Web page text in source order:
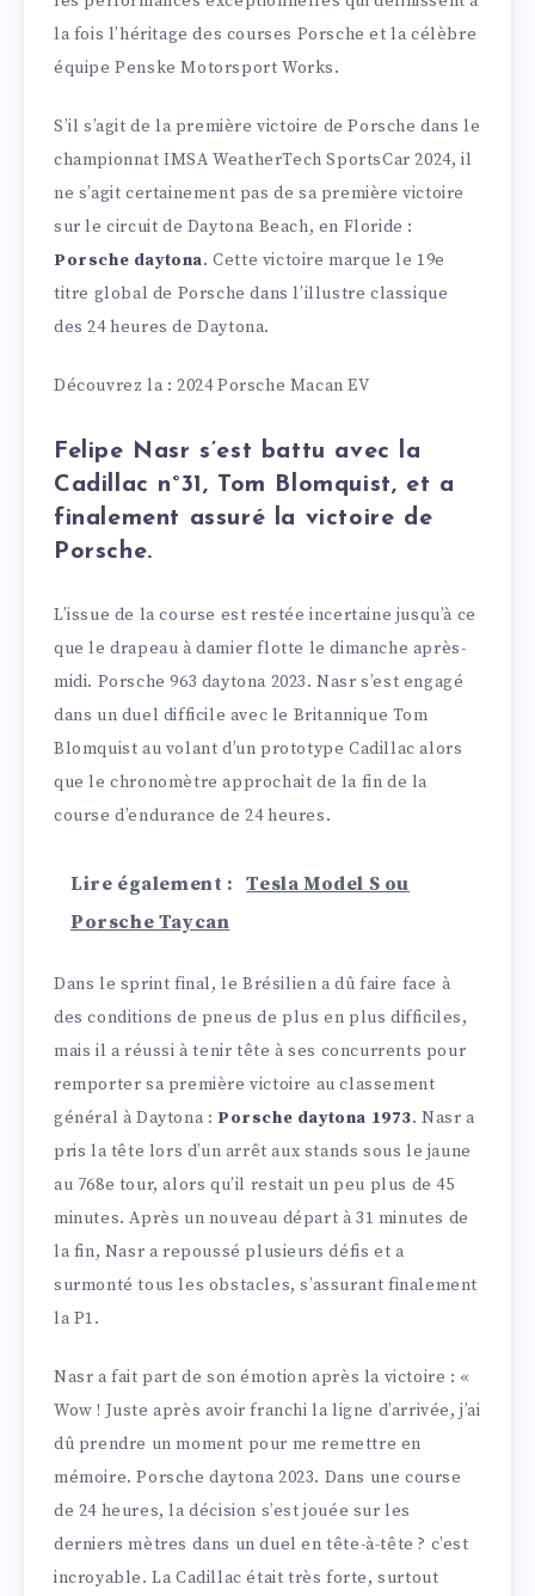
la fois l’héritage des courses Porsche et la célèbre
équipe Penske Motorsport Works.
S’il s’agit de la première victoire de Porsche dans le
championnat IMSA WeatherTech SportsCar 2024, il
ne s’agit certainement pas de sa première victoire
sur le circuit de Daytona Beach, en Floride :
Porsche daytona. Cette victoire marque le 19e
titre global de Porsche dans l’illustre classique
des 24 heures de Daytona.
Découvrez la : 2024 Porsche Macan EV
Felipe Nasr s’est battu avec la
Cadillac n°31, Tom Blomquist, et a
finalement assuré la victoire de
Porsche.
L’issue de la course est restée incertaine jusqu’à ce
que le drapeau à damier flotte le dimanche après-
midi. Porsche 963 daytona 2023. Nasr s’est engagé
dans un duel difficile avec le Britannique Tom
Blomquist au volant d’un prototype Cadillac alors
que le chronomètre approchait de la fin de la
course d’endurance de 24 heures.
Lire également :
Tesla Model S ou
Porsche Taycan
Dans le sprint final, le Brésilien a dû faire face à
des conditions de pneus de plus en plus difficiles,
mais il a réussi à tenir tête à ses concurrents pour
remporter sa première victoire au classement
général à Daytona : Porsche daytona 1973. Nasr a
pris la tête lors d’un arrêt aux stands sous le jaune
au 768e tour, alors qu’il restait un peu plus de 45
minutes. Après un nouveau départ à 31 minutes de
la fin, Nasr a repoussé plusieurs défis et a
surmonté tous les obstacles, s’assurant finalement
la P1.
Nasr a fait part de son émotion après la victoire : «
Wow ! Juste après avoir franchi la ligne d’arrivée, j’ai
dû prendre un moment pour me remettre en
mémoire. Porsche daytona 2023. Dans une course
de 24 heures, la décision s’est jouée sur les
derniers mètres dans un duel en tête-à-tête ? c’est
incroyable. La Cadillac était très forte, surtout